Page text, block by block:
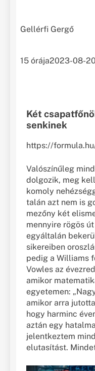
Gellérfi Gergő
15 órája2023-08-
Két
senkinek
https://
Valószínűleg
dolgozik, meg
komoly
talán azt nem is
mezőny két
mennyire rögös
egyáltalán
sikereiben
pedig a Williams
Vowles az
amikor
egyetemen:
amikor arra
hogy harminc
aztán egy
jelentkeztem
elutasítást.